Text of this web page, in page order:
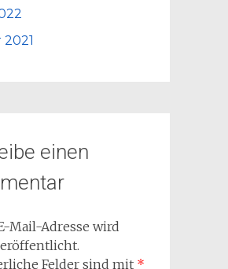
einen
Mail-Adresse wird
Felder sind mit *